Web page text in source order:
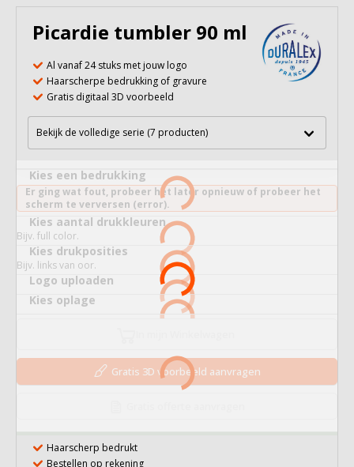
Picardie tumbler 90 ml
Al vanaf 24 stuks met jouw logo
Haarscherpe bedrukking of gravure
Gratis digitaal 3D voorbeeld
Bekijk de volledige serie (7 producten)
Kies een bedrukking
Er ging wat fout, probeer het later opnieuw of probeer het
scherm te verversen (error).
Kies aantal drukkleuren
Bijv. full color.
Kies drukposities
Bijv. links van oor.
Logo uploaden
Kies oplage
Gratis 3D voorbeeld aanvragen
Haarscherp bedrukt
Bestellen op rekening